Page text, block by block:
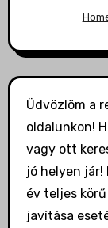
Üdvözlöm a
oldalunkon!
vagy ott
jó helyen
év teljes körű
javítása